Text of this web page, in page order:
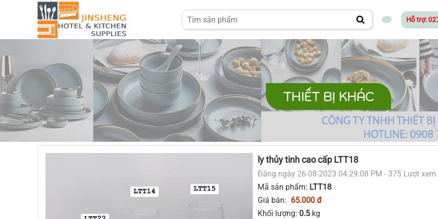
Hỗ trợ:
THIẾT BỊ KHÁC
ly thủy tinh cao cấp LTT18
Đăng ngày 26-08-2023 04:29:08 PM - 375 Lượt xem
Mã sản phẩm: LTT18
Giá bán: 65.000 đ
Khối lượng: 0.5 kg